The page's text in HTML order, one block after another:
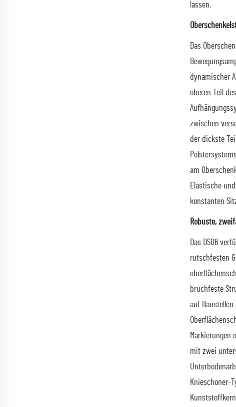
lassen.
Das
dynamischer
oberen Teil
zwischen
der dickste
am
Elastische
konstanten
Robuste,
Das DS06
rutschfesten
bruchfeste
auf
Markierungen
mit zwei
Knieschoner-